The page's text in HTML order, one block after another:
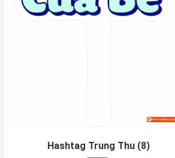
Hashtag Trung Thu (8)